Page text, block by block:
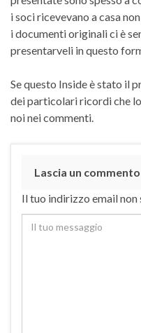
i soci ricevevano a casa
i documenti originali ci è
presentarveli in questo
Se questo Inside è stato il
dei particolari ricordi che
noi nei commenti.
Lascia un commento
Il tuo indirizzo email non